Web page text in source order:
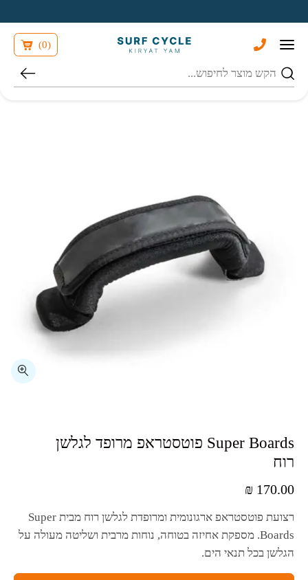
חיפוש
(
0
)
⁦Super Boards⁩ פוטסטראפ מרופד לגלשן
רוח
₪ 170.00
רצועת פוטסטראפ ארגונומית ומרופדת לגלשן רוח מבית Super
Boards. מספקת אחיזה בטוחה, נוחות מרבית ושליטה מעולה על
הגלשן בכל תנאי הים.